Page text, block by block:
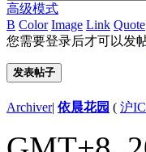
高级模式
B Color Image Link Quote
您需要登录后才可以发
发表帖子
Archiver| 依晨花园 ( 沪